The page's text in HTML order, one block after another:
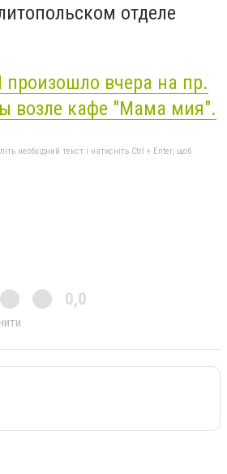
отделе
вчера на пр.
возле кафе "Мама мия".
необхідний текст і натисніть Ctrl + Enter, щоб
0,0